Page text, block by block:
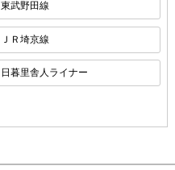
東武野田線
ＪＲ埼京線
日暮里舎人ライナー